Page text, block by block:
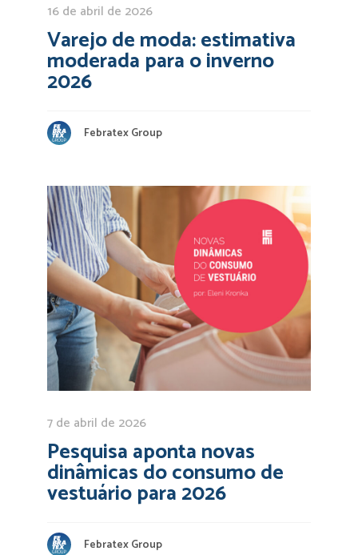
16 de abril de 2026
Varejo de moda: estimativa
moderada para o inverno
2026
Febratex Group
7 de abril de 2026
Pesquisa aponta novas
dinâmicas do consumo de
vestuário para 2026
Febratex Group